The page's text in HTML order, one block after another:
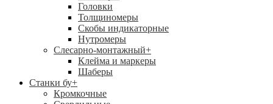
Головки
Толщиномеры
Скобы индикаторные
Нутромеры
Слесарно-монтажный+
Клейма и маркеры
Шаберы
Станки бу+
Кромкочные